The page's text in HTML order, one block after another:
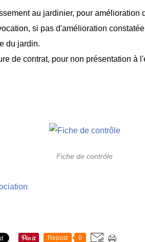
au jardinier, pour amélioration
si pas d'amélioration
du jardin.
de contrat, pour non présentation à
Fiche de contrôle
Repost 0